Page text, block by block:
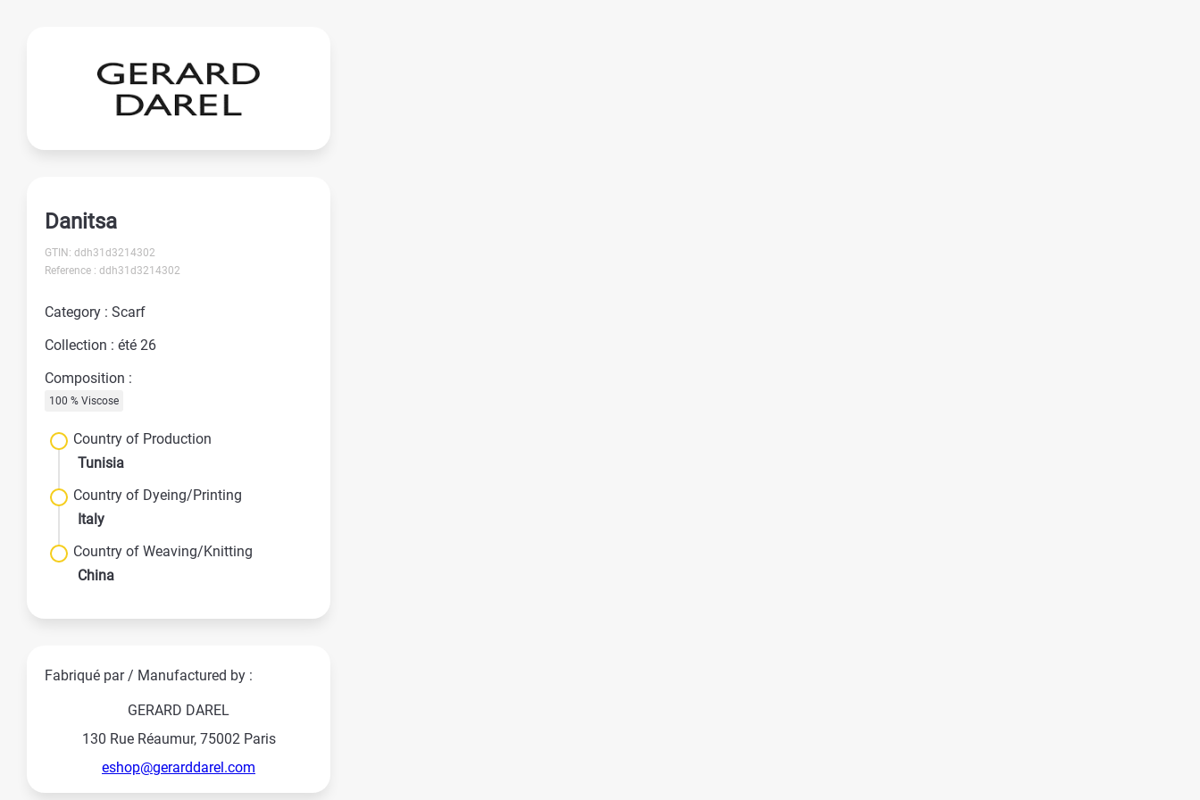
Danitsa
GTIN: ddh31d3214302
Reference : ddh31d3214302
Category : Scarf
Collection : été 26
Composition :
100 % Viscose
Country of Production
Tunisia
Country of Dyeing/Printing
Italy
Country of Weaving/Knitting
China
Fabriqué par / Manufactured by :
GERARD DAREL
130 Rue Réaumur, 75002 Paris
eshop@gerarddarel.com